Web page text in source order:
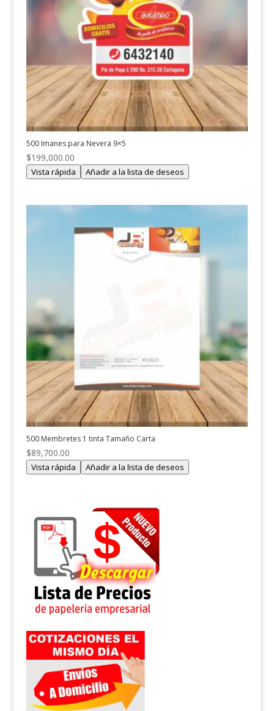
500 Imanes para Nevera 9×5
$199,000.00
Vista rápida Añadir a la lista de deseos
500 Membretes 1 tinta Tamaño Carta
$89,700.00
Vista rápida Añadir a la lista de deseos